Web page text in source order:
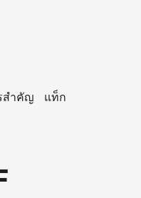
สำคัญ แท็ก